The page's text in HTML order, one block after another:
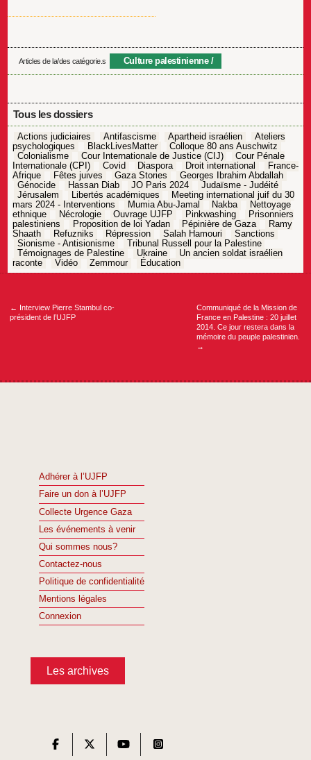
Articles de la/des catégorie.s Culture palestinienne
Tous les dossiers
Actions judiciaires Antifascisme Apartheid israélien
Ateliers
psychologiques
BlackLivesMatter
Colloque 80 ans Auschwitz
Colonialisme
Cour Internationale de Justice (CIJ)
Cour Pénale
Internationale (CPI)
Covid Diaspora Droit international
France-
Afrique
Fêtes juives Gaza Stories
Georges Ibrahim Abdallah
Génocide
Hassan Diab JO Paris 2024
Judaïsme - Judéité
Jérusalem
Libertés académiques
Meeting international juif du 30
mars 2024 - Interventions
Mumia Abu-Jamal Nakba
Nettoyage
ethnique
Nécrologie Ouvrage UJFP Pinkwashing
Prisonniers
palestiniens
Proposition de loi Yadan Pépinière de Gaza
Ramy
Shaath
Refuzniks Répression Salah Hamouri
Sanctions
Sionisme - Antisionisme
Tribunal Russell pour la Palestine
Témoignages de Palestine
Ukraine
Un ancien soldat israélien
raconte
Vidéo Zemmour Éducation
Navigation
← Interview Pierre Stambul co-
président de l’UJFP
Communiqué de la Mission de
France en Palestine : 20 juillet
2014. Ce jour restera dans la
mémoire du peuple palestinien.
→
Adhérer à l’UJFP
Faire un don à l’UJFP
Collecte Urgence Gaza
Les événements à venir
Qui sommes nous?
Contactez-nous
Politique de confidentialité
Mentions légales
Connexion
Les archives